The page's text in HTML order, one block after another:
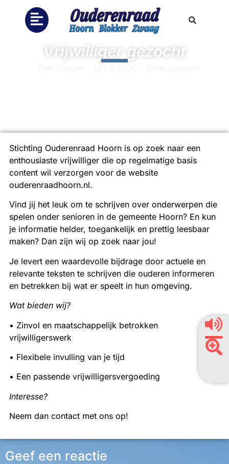
Vrijwilliger gezocht
Stichting Ouderenraad Hoorn is op zoek naar een
enthousiaste vrijwilliger die op regelmatige basis
content wil verzorgen voor de website
ouderenraadhoorn.nl.
Vind jij het leuk om te schrijven over onderwerpen die
spelen onder senioren in de gemeente Hoorn? En kun
je informatie helder, toegankelijk en prettig leesbaar
maken? Dan zijn wij op zoek naar jou!
Je levert een waardevolle bijdrage door actuele en
relevante teksten te schrijven die ouderen informeren
en betrekken bij wat er speelt in hun omgeving.
Wat bieden wij?
• Zinvol en maatschappelijk betrokken
vrijwilligerswerk
• Flexibele invulling van je tijd
• Een passende vrijwilligersvergoeding
Interesse?
Neem dan contact met ons op!
Geef een reactie